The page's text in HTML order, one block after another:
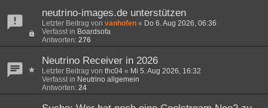
neutrino-images.de unterstützen
Letzter Beitrag von vanhofen « Do 6. Aug 2026, 06:36
Verfasst in Boardsofa
Antworten: 276
Neutrino Receiver in 2026
Letzter Beitrag von thc04 « Mi 5. Aug 2026, 16:32
Verfasst in Neutrino allgemein
Antworten: 24